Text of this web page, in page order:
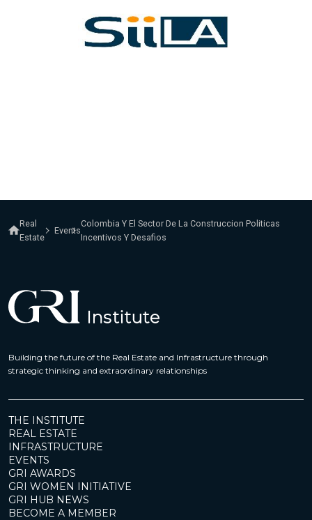
Real
Estate
Events
Colombia Y El Sector De La Construccion Politicas
Incentivos Y Desafios
Building the future of the Real Estate and Infrastructure through
strategic thinking and extraordinary relationships
THE INSTITUTE
REAL ESTATE
INFRASTRUCTURE
EVENTS
GRI AWARDS
GRI WOMEN INITIATIVE
GRI HUB NEWS
BECOME A MEMBER